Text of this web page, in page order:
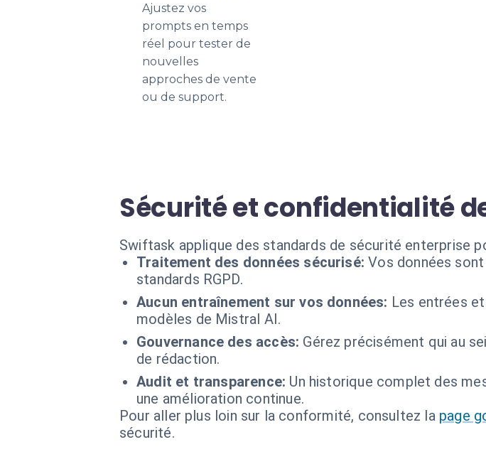
Ajustez vos
prompts en temps
réel pour tester de
nouvelles
approches de vente
ou de support.
Sécurité et confidentialité
Swiftask applique des standards de sécurité enterprise
Traitement des données sécurisé: Vos données
standards RGPD.
Aucun entraînement sur vos données: Les entrées
modèles de Mistral AI.
Gouvernance des accès: Gérez précisément qui au
de rédaction.
Audit et transparence: Un historique complet des
une amélioration continue.
Pour aller plus loin sur la conformité, consultez la page
sécurité.